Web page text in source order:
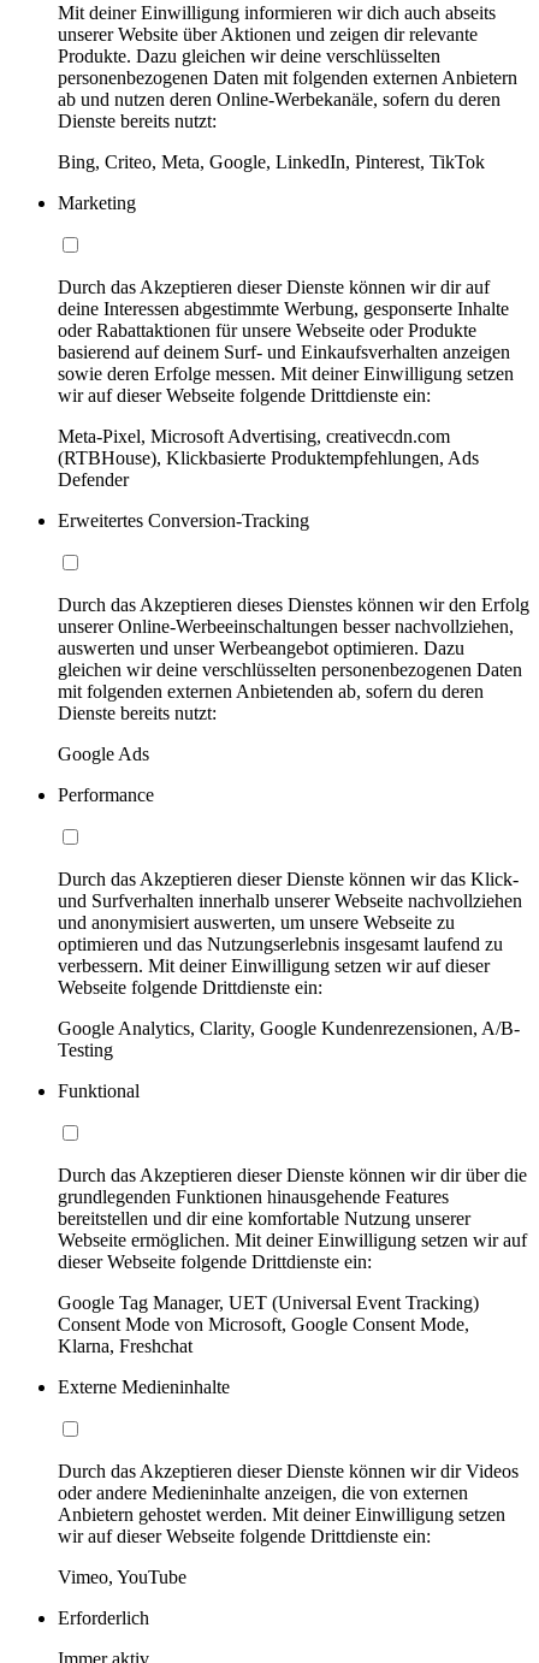
Mit deiner Einwilligung informieren wir dich auch abseits
unserer Website über Aktionen und zeigen dir relevante
Produkte. Dazu gleichen wir deine verschlüsselten
personenbezogenen Daten mit folgenden externen Anbietern
ab und nutzen deren Online-Werbekanäle, sofern du deren
Dienste bereits nutzt:
Bing, Criteo, Meta, Google, LinkedIn, Pinterest, TikTok
Marketing
Durch das Akzeptieren dieser Dienste können wir dir auf
deine Interessen abgestimmte Werbung, gesponserte Inhalte
oder Rabattaktionen für unsere Webseite oder Produkte
basierend auf deinem Surf- und Einkaufsverhalten anzeigen
sowie deren Erfolge messen. Mit deiner Einwilligung setzen
wir auf dieser Webseite folgende Drittdienste ein:
Meta-Pixel, Microsoft Advertising, creativecdn.com
(RTBHouse), Klickbasierte Produktempfehlungen, Ads
Defender
Erweitertes Conversion-Tracking
Durch das Akzeptieren dieses Dienstes können wir den Erfolg
unserer Online-Werbeeinschaltungen besser nachvollziehen,
auswerten und unser Werbeangebot optimieren. Dazu
gleichen wir deine verschlüsselten personenbezogenen Daten
mit folgenden externen Anbietenden ab, sofern du deren
Dienste bereits nutzt:
Google Ads
Performance
Durch das Akzeptieren dieser Dienste können wir das Klick-
und Surfverhalten innerhalb unserer Webseite nachvollziehen
und anonymisiert auswerten, um unsere Webseite zu
optimieren und das Nutzungserlebnis insgesamt laufend zu
verbessern. Mit deiner Einwilligung setzen wir auf dieser
Webseite folgende Drittdienste ein:
Google Analytics, Clarity, Google Kundenrezensionen, A/B-
Testing
Funktional
Durch das Akzeptieren dieser Dienste können wir dir über die
grundlegenden Funktionen hinausgehende Features
bereitstellen und dir eine komfortable Nutzung unserer
Webseite ermöglichen. Mit deiner Einwilligung setzen wir auf
dieser Webseite folgende Drittdienste ein:
Google Tag Manager, UET (Universal Event Tracking)
Consent Mode von Microsoft, Google Consent Mode,
Klarna, Freshchat
Externe Medieninhalte
Durch das Akzeptieren dieser Dienste können wir dir Videos
oder andere Medieninhalte anzeigen, die von externen
Anbietern gehostet werden. Mit deiner Einwilligung setzen
wir auf dieser Webseite folgende Drittdienste ein:
Vimeo, YouTube
Erforderlich
Immer aktiv